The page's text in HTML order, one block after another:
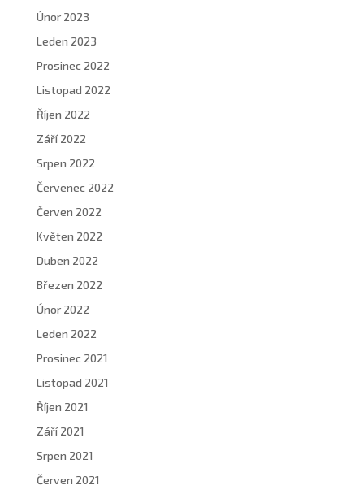
Únor 2023
Leden 2023
Prosinec 2022
Listopad 2022
Říjen 2022
Září 2022
Srpen 2022
Červenec 2022
Červen 2022
Květen 2022
Duben 2022
Březen 2022
Únor 2022
Leden 2022
Prosinec 2021
Listopad 2021
Říjen 2021
Září 2021
Srpen 2021
Červen 2021